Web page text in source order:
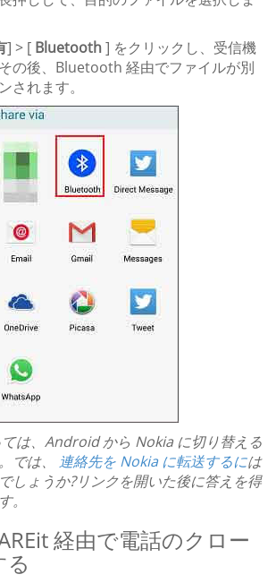
] > [ Bluetooth] をクリックし、受信機
の後、Bluetooth 経由でファイルが別
されます。
は、Android から Nokia に切り替える
では、 連絡先を Nokia に転送するには
しょうか?リンクを開いた後に答えを得
。
経由で電話のクロー
る